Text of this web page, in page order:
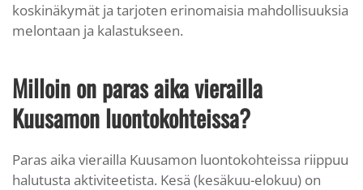
koskinäkymät ja tarjoten erinomaisia mahdollisuuksia
melontaan ja kalastukseen.
Milloin on paras aika vierailla
Kuusamon luontokohteissa?
Paras aika vierailla Kuusamon luontokohteissa riippuu
halutusta aktiviteetista. Kesä (kesäkuu-elokuu) on